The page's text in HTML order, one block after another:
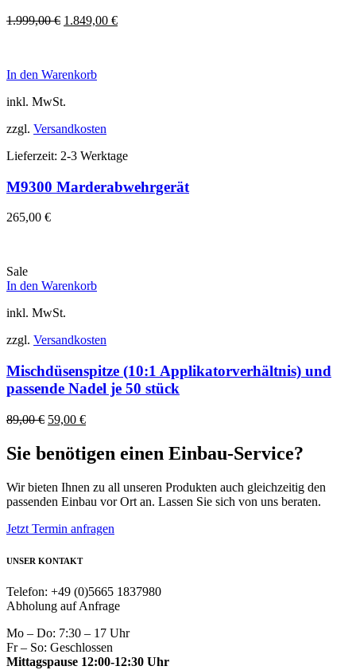
1.999,00€ Ursprünglicher
1.849,00 €Aktueller
In den Warenkorb
inkl. MwSt.
zzgl. Versandkosten
Lieferzeit: 2-3 Werktage
M9300 Marderabwehrgerät
265,00 €
Sale
In den Warenkorb
inkl. MwSt.
zzgl. Versandkosten
Mischdüsenspitze (10:1 Applikatorverhältnis) und
passende Nadel je 50 stück
89,00€ Ursprünglicher
war:
89,00 €
59,00 €Aktueller
ist:
59,00 €.
Sie benötigen einen Einbau-Service?
Wir bieten Ihnen zu all unseren Produkten auch gleichzeitig den
passenden Einbau vor Ort an. Lassen Sie sich von uns beraten.
Jetzt Termin anfragen
UNSER KONTAKT
Telefon: +49 (0)5665 1837980
Abholung auf Anfrage
Mo – Do: 7:30 – 17 Uhr
Fr – So: Geschlossen
Mittagspause 12:00-12:30 Uhr